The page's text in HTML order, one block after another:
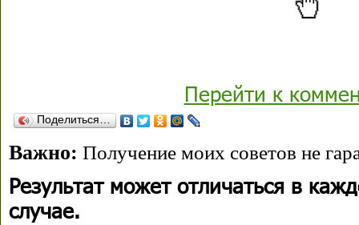
Перейти к
Поделиться…
Важно: Получение моих советов не
Результат может отличаться в
случае.